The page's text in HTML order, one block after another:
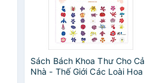
Sách Bách Khoa Thư Cho Cả
Nhà - Thế Giới Các Loài Hoa